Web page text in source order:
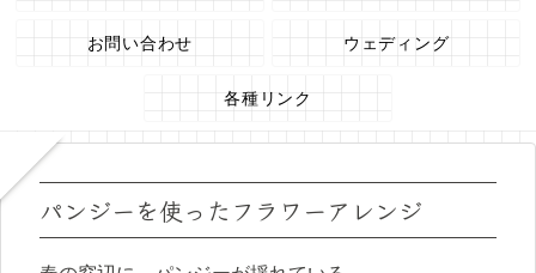
お問い合わせ ウェディング
各種リンク
パンジーを使ったフラワーアレンジ